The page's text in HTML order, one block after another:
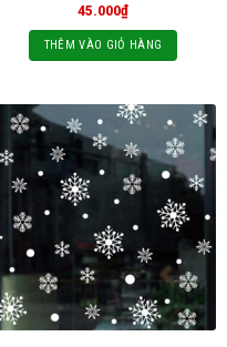
45.000₫
THÊM VÀO GIỎ HÀNG